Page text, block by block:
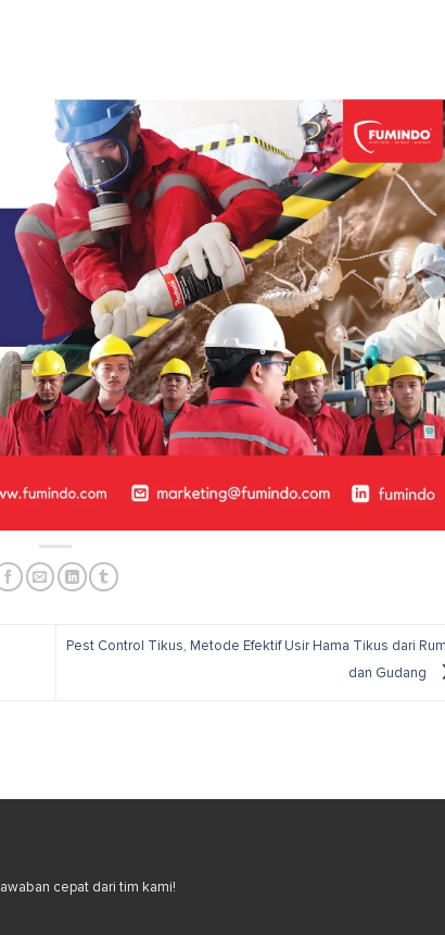
Pest Control Tikus, Metode Efektif Usir Hama Tikus dari
dan Gudang
cepat dari tim kami!